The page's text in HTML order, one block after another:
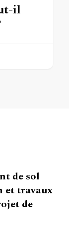
il
de sol
et travaux
de